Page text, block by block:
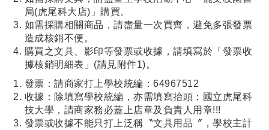
局(虎尾科大店)」購買。
如需採購相關商品，請盡量一次買齊，避免多張發票
造成核銷不便。
購買之文具、影印等發票或收據，請填寫於「發票收
據核銷明細表」(請見附件1)。
發票：請商家打上學校統編：64967512
收據：除填寫學校統編，亦需填寫抬頭：國立虎尾科
技大學，請商家務必蓋上店章及負責人用章!!!
發票或收據不能只打上泛稱〝文具用品〞，學校主計